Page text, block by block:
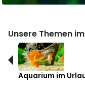
Unsere Themen
Aquarium im